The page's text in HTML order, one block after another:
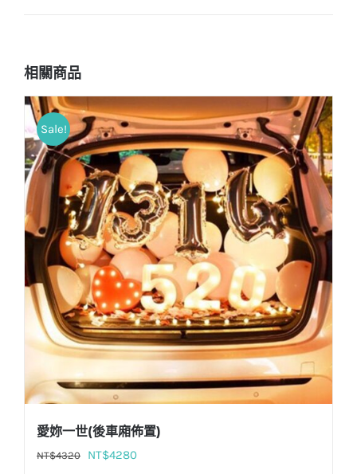
相關商品
Sale!
愛妳一世(後車廂佈置)
NT$4320
原
NT$4280